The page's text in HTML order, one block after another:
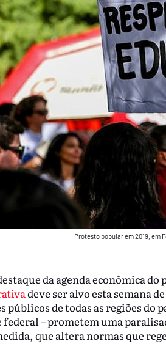
Protesto popular em 2019, em
da agenda econômica
deve ser alvo esta semana
públicos de todas as regiões do
federal – prometem uma
que altera normas que